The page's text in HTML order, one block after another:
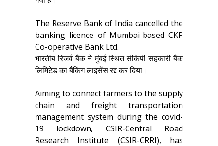
The Reserve Bank of India cancelled the
banking licence of Mumbai-based CKP
Co-operative Bank Ltd.
भारतीय रिजर्व बैंक ने मुंबई स्थित सीकेपी सहकारी बैंक
लिमिटेड का बैंकिंग लाइसेंस रद्द कर दिया।
Aiming to connect farmers to the supply
chain and freight transportation
management system during the covid-
19 lockdown, CSIR-Central Road
Research Institute (CSIR-CRRI), has